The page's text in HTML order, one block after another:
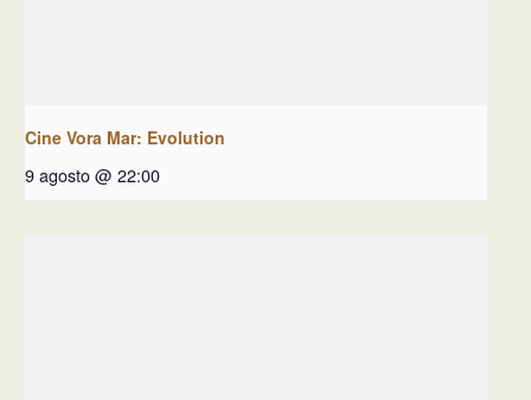
Cine Vora Mar: Evolution
9 agosto @ 22:00